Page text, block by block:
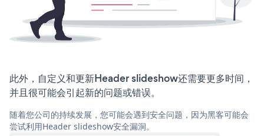
此外，自定义和更新Header slideshow还需要更多时间，
并且很可能会引起新的问题或错误。
随着您公司的持续发展，您可能会遇到安全问题，因为黑客可能会
尝试利用Header slideshow安全漏洞。